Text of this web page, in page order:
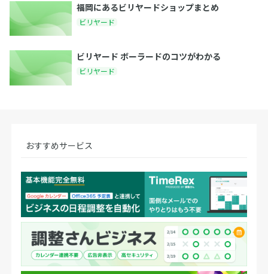
福岡にあるビリヤードショップまとめ
ビリヤード
ビリヤード ボーラードのコツがわかる
ビリヤード
おすすめサービス